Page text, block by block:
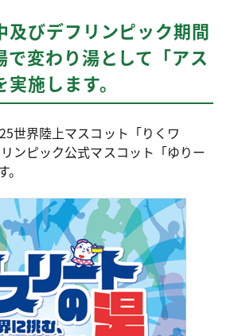
及びデフリンピック期間
で変わり湯として「アス
施します。
世界陸上マスコット「りくワ
ンピック公式マスコット「ゆりー